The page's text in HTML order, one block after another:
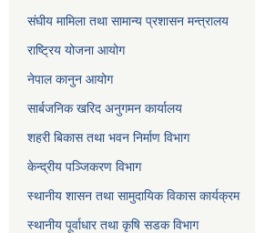
संघीय मामिला तथा सामान्य प्रशासन मन्त्रालय
राष्ट्रिय योजना आयोग
नेपाल कानुन आयोग
सार्बजनिक खरिद अनुगमन कार्यालय
शहरी बिकास तथा भवन निर्माण विभाग
केन्द्रीय पञ्जिकरण विभाग
स्थानीय शासन तथा सामुदायिक विकास कार्यक्रम
स्थानीय पूर्वाधार तथा कृषि सडक विभाग